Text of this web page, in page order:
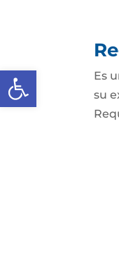
Abrir barra de
Es
su